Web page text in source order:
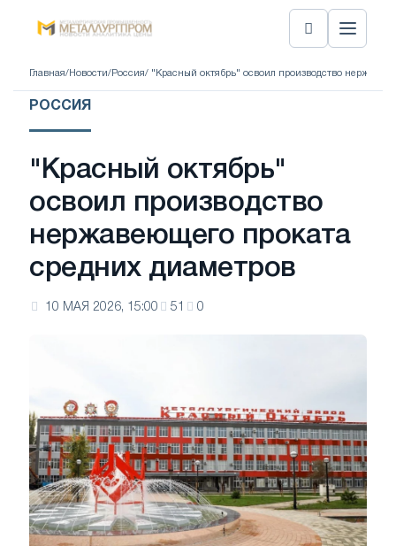
Главная/ Новости/ Россия/ "Красный октябрь" освоил производство
РОССИЯ
"Красный октябрь"
освоил производство
нержавеющего проката
средних диаметров
10 МАЯ 2026, 15:00 51 0